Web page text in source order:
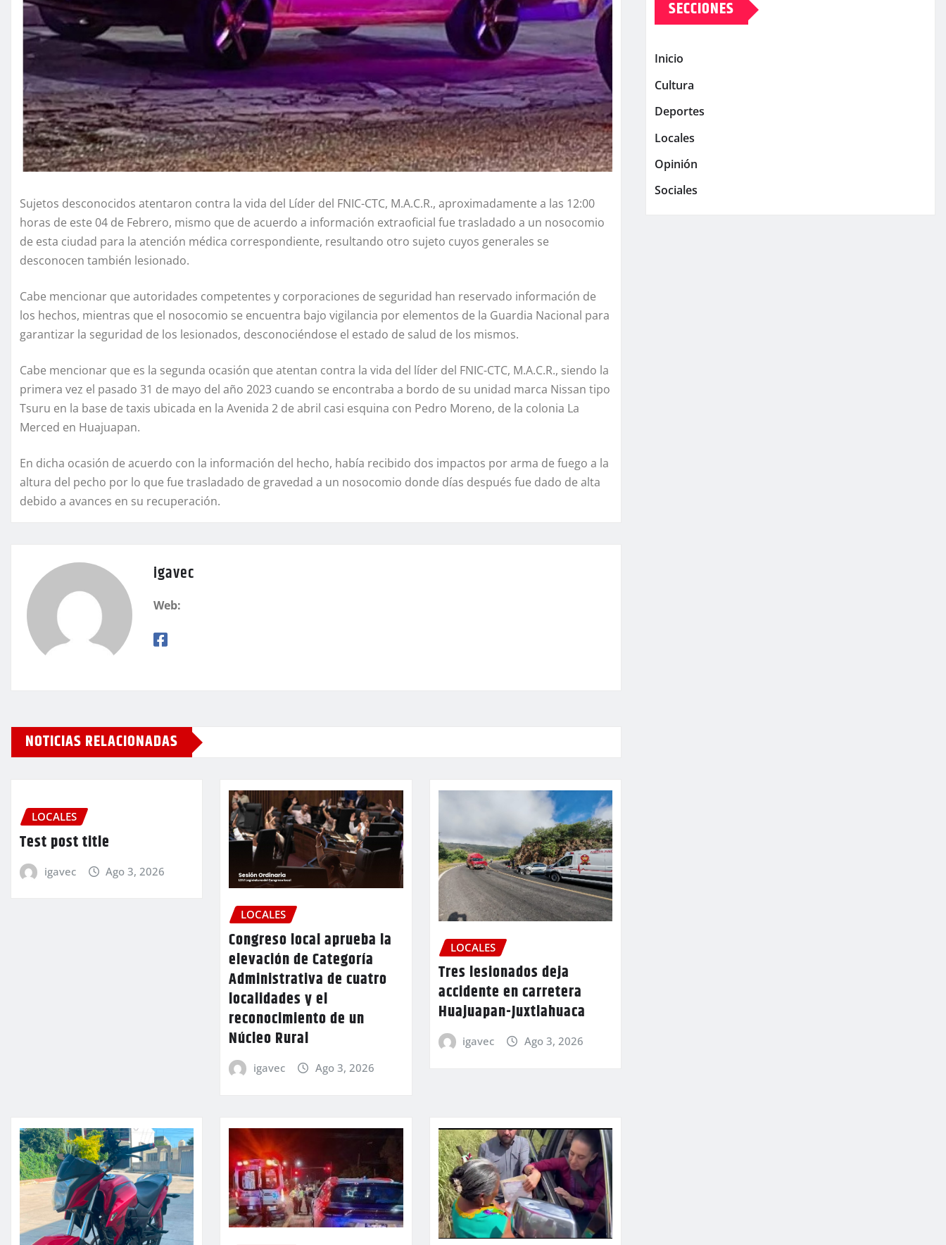
Sujetos desconocidos atentaron contra la vida del Líder del FNIC-CTC, M.A.C.R., aproximadamente a las 12:00
horas de este 04 de Febrero, mismo que de acuerdo a información extraoficial fue trasladado a un nosocomio
de esta ciudad para la atención médica correspondiente, resultando otro sujeto cuyos generales se
desconocen también lesionado.
Cabe mencionar que autoridades competentes y corporaciones de seguridad han reservado información de
los hechos, mientras que el nosocomio se encuentra bajo vigilancia por elementos de la Guardia Nacional para
garantizar la seguridad de los lesionados, desconociéndose el estado de salud de los mismos.
Cabe mencionar que es la segunda ocasión que atentan contra la vida del líder del FNIC-CTC, M.A.C.R., siendo la
primera vez el pasado 31 de mayo del año 2023 cuando se encontraba a bordo de su unidad marca Nissan tipo
Tsuru en la base de taxis ubicada en la Avenida 2 de abril casi esquina con Pedro Moreno, de la colonia La
Merced en Huajuapan.
En dicha ocasión de acuerdo con la información del hecho, había recibido dos impactos por arma de fuego a la
altura del pecho por lo que fue trasladado de gravedad a un nosocomio donde días después fue dado de alta
debido a avances en su recuperación.
igavec
Web:
NOTICIAS RELACIONADAS
LOCALES
Test post title
igavec Ago 3, 2026
LOCALES
Congreso local aprueba la
elevación de Categoría
Administrativa de cuatro
localidades y el
reconocimiento de un
Núcleo Rural
igavec Ago 3, 2026
LOCALES
Tres lesionados deja
accidente en carretera
Huajuapan-Juxtlahuaca
igavec Ago 3, 2026
SECCIONES
Inicio
Cultura
Deportes
Locales
Opinión
Sociales